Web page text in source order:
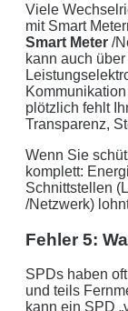
Viele
mit Smart
Smart Meter /
kann auch
plötzlich fehlt
Transparenz,
Wenn Sie
komplett:
Schnittstellen
/Netzwerk)
Fehler 5:
SPDs haben
und teils
kann ein SPD